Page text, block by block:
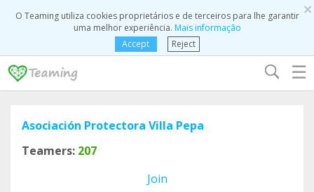
×
O Teaming utiliza cookies proprietários e de terceiros para lhe garantir
uma melhor experiência. Mais informação
Accept
Reject
☰
Asociación Protectora Villa Pepa
Teamers: 207
Join